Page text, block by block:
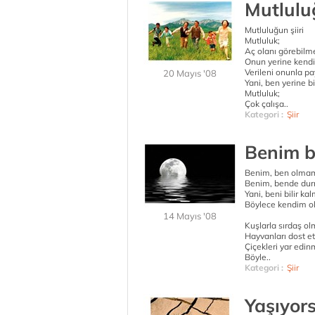
20 Mayıs '08
Mutluluğun şiiri
Mutluluk;
Aç olanı
Onun yerine
Verileni onunla
Yani, ben yerine
Mutluluk;
Çok çalışa..
Kategori : Şiir
14 Mayıs '08
Benim
Benim, ben
Benim, bende
Yani, beni bilir
Böylece kendim
Kuşlarla sırdaş
Hayvanları dost
Çiçekleri yar
Böyle..
Kategori : Şiir